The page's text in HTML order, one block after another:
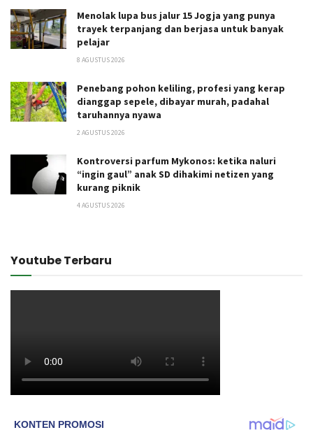
Menolak lupa bus jalur 15 Jogja yang punya
trayek terpanjang dan berjasa untuk banyak
pelajar
8 AGUSTUS 2026
Penebang pohon keliling, profesi yang kerap
dianggap sepele, dibayar murah, padahal
taruhannya nyawa
2 AGUSTUS 2026
Kontroversi parfum Mykonos: ketika naluri
“ingin gaul” anak SD dihakimi netizen yang
kurang piknik
4 AGUSTUS 2026
Youtube Terbaru